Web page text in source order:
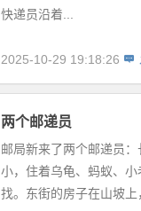
快递员沿着...
2025-10-29 19:18:26
两个邮递员
邮局新来了两个邮递员
小，住着乌龟、蚂蚁、
找。东街的房子在山坡上